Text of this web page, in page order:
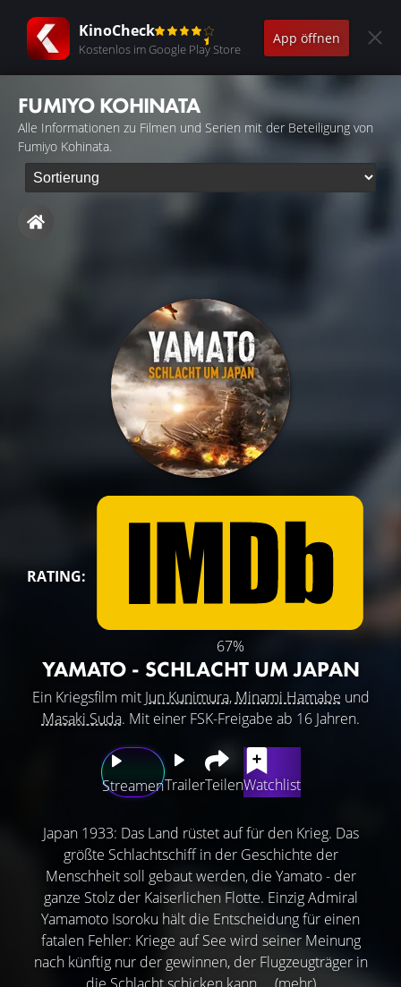
KinoCheck
Kostenlos im Google Play Store
App öffnen
FUMIYO KOHINATA
Alle Informationen zu Filmen und Serien mit der Beteiligung von
Fumiyo Kohinata.
RATING:
67%
YAMATO - SCHLACHT UM JAPAN
Ein Kriegsfilm mit Jun Kunimura, Minami Hamabe und
Masaki Suda. Mit einer FSK-Freigabe ab 16 Jahren.
StreamenTrailerTeilenWatchlist
Japan 1933: Das Land rüstet auf für den Krieg. Das
größte Schlachtschiff in der Geschichte der
Menschheit soll gebaut werden, die Yamato - der
ganze Stolz der Kaiserlichen Flotte. Einzig Admiral
Yamamoto Isoroku hält die Entscheidung für einen
fatalen Fehler: Kriege auf See wird seiner Meinung
nach künftig nur der gewinnen, der Flugzeugträger in